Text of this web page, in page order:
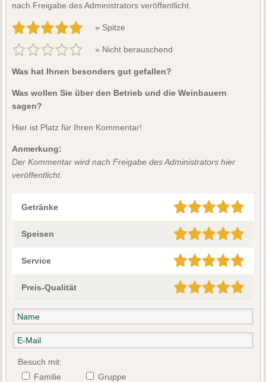
nach Freigabe des Administrators veröffentlicht.
» Spitze
» Nicht berauschend
Was hat Ihnen besonders gut gefallen?
Was wollen Sie über den Betrieb und die Weinbauern
sagen?
Hier ist Platz für Ihren Kommentar!
Anmerkung:
Der Kommentar wird nach Freigabe des Administrators hier
veröffentlicht.
Getränke
Speisen
Service
Preis-Qualität
Besuch mit:
Familie
Gruppe